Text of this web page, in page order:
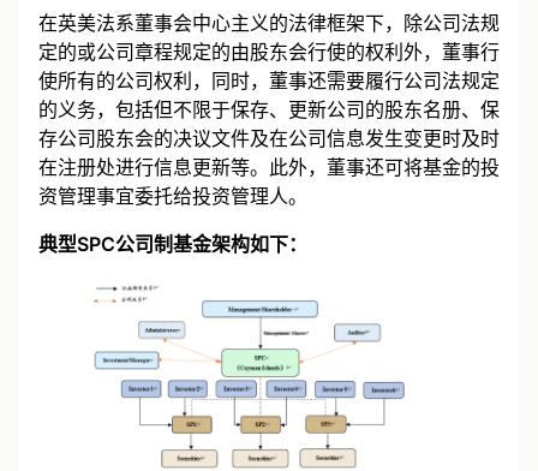
在英美法系董事会中心主义的法律框架下，除公司法规
定的或公司章程规定的由股东会行使的权利外，董事行
使所有的公司权利，同时，董事还需要履行公司法规定
的义务，包括但不限于保存、更新公司的股东名册、保
存公司股东会的决议文件及在公司信息发生变更时及时
在注册处进行信息更新等。此外，董事还可将基金的投